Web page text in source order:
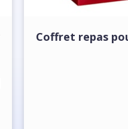
Coffret repas